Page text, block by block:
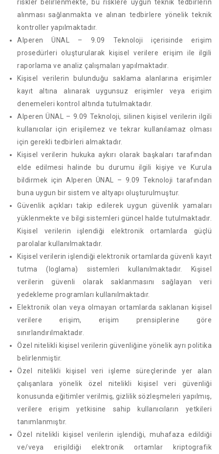
riskler belirlenmekte, bu risklere uygun teknik tedbirlerin
alınması sağlanmakta ve alınan tedbirlere yönelik teknik
kontroller yapılmaktadır.
Alperen ÜNAL – 9.09 Teknoloji içerisinde erişim
prosedürleri oluşturularak kişisel verilere erişim ile ilgili
raporlama ve analiz çalışmaları yapılmaktadır.
Kişisel verilerin bulunduğu saklama alanlarına erişimler
kayıt altına alınarak uygunsuz erişimler veya erişim
denemeleri kontrol altında tutulmaktadır.
Alperen ÜNAL – 9.09 Teknoloji, silinen kişisel verilerin ilgili
kullanıcılar için erişilemez ve tekrar kullanılamaz olması
için gerekli tedbirleri almaktadır.
Kişisel verilerin hukuka aykırı olarak başkaları tarafından
elde edilmesi halinde bu durumu ilgili kişiye ve Kurula
bildirmek için Alperen ÜNAL – 9.09 Teknoloji tarafından
buna uygun bir sistem ve altyapı oluşturulmuştur.
Güvenlik açıkları takip edilerek uygun güvenlik yamaları
yüklenmekte ve bilgi sistemleri güncel halde tutulmaktadır.
Kişisel verilerin işlendiği elektronik ortamlarda güçlü
parolalar kullanılmaktadır.
Kişisel verilerin işlendiği elektronik ortamlarda güvenli kayıt
tutma (loglama) sistemleri kullanılmaktadır. Kişisel
verilerin güvenli olarak saklanmasını sağlayan veri
yedekleme programları kullanılmaktadır.
Elektronik olan veya olmayan ortamlarda saklanan kişisel
verilere erişim, erişim prensiplerine göre
sınırlandırılmaktadır.
Özel nitelikli kişisel verilerin güvenliğine yönelik ayrı politika
belirlenmiştir.
Özel nitelikli kişisel veri işleme süreçlerinde yer alan
çalışanlara yönelik özel nitelikli kişisel veri güvenliği
konusunda eğitimler verilmiş, gizlilik sözleşmeleri yapılmış,
verilere erişim yetkisine sahip kullanıcıların yetkileri
tanımlanmıştır.
Özel nitelikli kişisel verilerin işlendiği, muhafaza edildiği
ve/veya erişildiği elektronik ortamlar kriptografik